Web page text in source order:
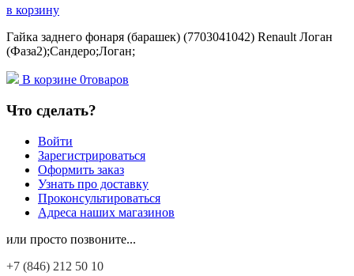
в корзину
Гайка заднего фонаря (барашек) (7703041042) Renault Логан
(Фаза2);Сандеро;Логан;
В корзине 0товаров
Что сделать?
Войти
Зарегистрироваться
Оформить заказ
Узнать про доставку
Проконсультироваться
Адреса наших магазинов
или просто позвоните...
+7 (846) 212 50 10